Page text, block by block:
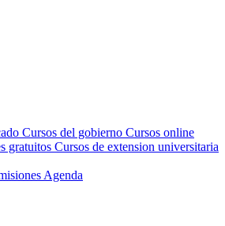
Cursos del gobierno Cursos online
gratuitos Cursos de extension universitaria
Agenda